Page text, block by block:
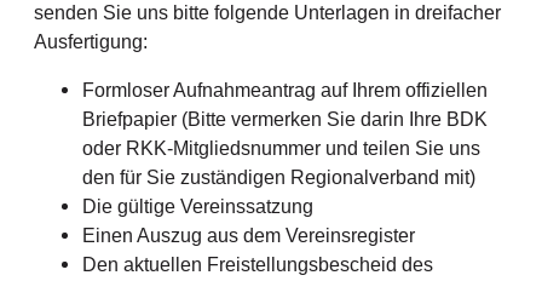
senden Sie uns bitte folgende Unterlagen in dreifacher
Ausfertigung:
Formloser Aufnahmeantrag auf Ihrem offiziellen
Briefpapier (Bitte vermerken Sie darin Ihre BDK
oder RKK-Mitgliedsnummer und teilen Sie uns
den für Sie zuständigen Regionalverband mit)
Die gültige Vereinssatzung
Einen Auszug aus dem Vereinsregister
Den aktuellen Freistellungsbescheid des